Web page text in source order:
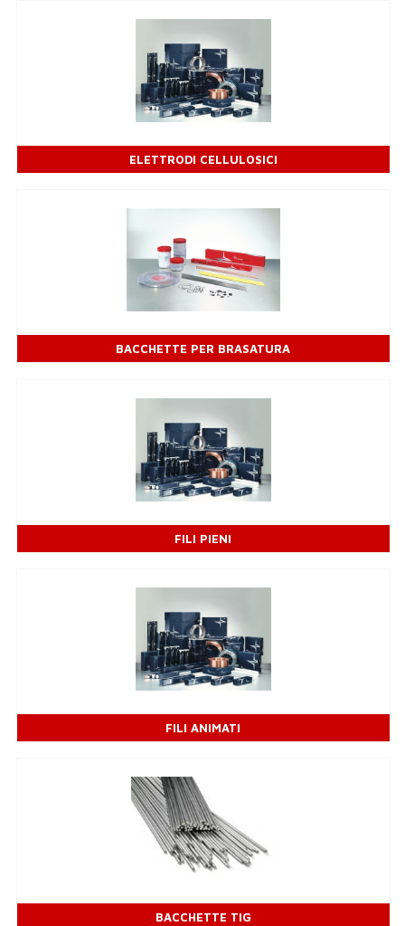
ELETTRODI CELLULOSICI
BACCHETTE PER BRASATURA
FILI PIENI
FILI ANIMATI
BACCHETTE TIG